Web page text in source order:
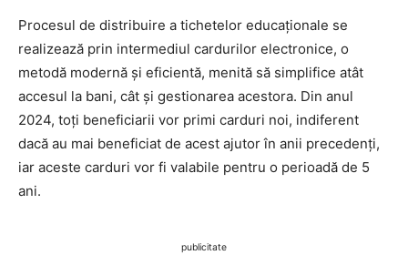
Procesul de distribuire a tichetelor educaționale se
realizează prin intermediul cardurilor electronice, o
metodă modernă și eficientă, menită să simplifice atât
accesul la bani, cât și gestionarea acestora. Din anul
2024, toți beneficiarii vor primi carduri noi, indiferent
dacă au mai beneficiat de acest ajutor în anii precedenți,
iar aceste carduri vor fi valabile pentru o perioadă de 5
ani.
publicitate